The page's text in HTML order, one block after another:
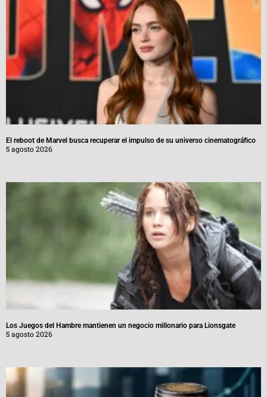
El reboot de Marvel busca recuperar el impulso de su universo cinematográfico
5 agosto 2026
Los Juegos del Hambre mantienen un negocio millonario para Lionsgate
5 agosto 2026